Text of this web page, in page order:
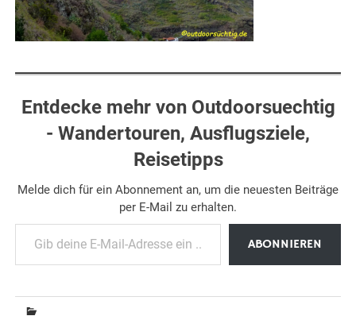
Entdecke mehr von Outdoorsuechtig
- Wandertouren, Ausflugsziele,
Reisetipps
Melde dich für ein Abonnement an, um die neuesten Beiträge
per E-Mail zu erhalten.
Gib deine E-Mail-Adresse ein ...
ABONNIEREN